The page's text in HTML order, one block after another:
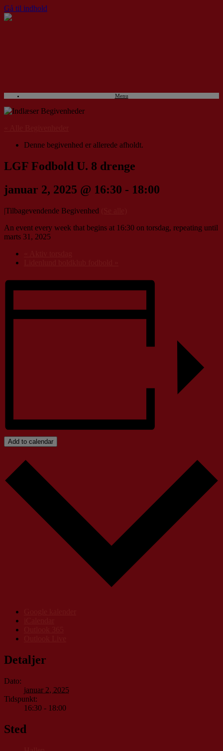
Gå til indhold
Menu
Denne begivenhed er allerede afholdt.
LGF Fodbold U. 8 drenge
januar 2, 2025 @ 16:30 - 18:00
|Tilbagevendende Begivenhed
An event every week that begins at 16:30 on torsdag, repeating until
marts 31, 2025
Add to calendar
Detaljer
Dato:
januar 2, 2025
Tidspunkt:
16:30 - 18:00
Sted